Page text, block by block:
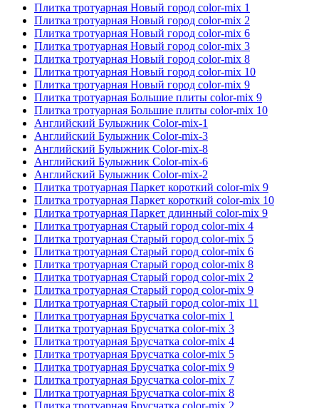
Плитка тротуарная Новый город color-mix 1
Плитка тротуарная Новый город color-mix 2
Плитка тротуарная Новый город color-mix 6
Плитка тротуарная Новый город color-mix 3
Плитка тротуарная Новый город color-mix 8
Плитка тротуарная Новый город color-mix 10
Плитка тротуарная Новый город color-mix 9
Плитка тротуарная Большие плиты color-mix 9
Плитка тротуарная Большие плиты color-mix 10
Английский Булыжник Color-mix-1
Английский Булыжник Color-mix-3
Английский Булыжник Color-mix-8
Английский Булыжник Color-mix-6
Английский Булыжник Color-mix-2
Плитка тротуарная Паркет короткий color-mix 9
Плитка тротуарная Паркет короткий color-mix 10
Плитка тротуарная Паркет длинный color-mix 9
Плитка тротуарная Старый город color-mix 4
Плитка тротуарная Старый город color-mix 5
Плитка тротуарная Старый город color-mix 6
Плитка тротуарная Старый город color-mix 8
Плитка тротуарная Старый город color-mix 2
Плитка тротуарная Старый город color-mix 9
Плитка тротуарная Старый город color-mix 11
Плитка тротуарная Брусчатка color-mix 1
Плитка тротуарная Брусчатка color-mix 3
Плитка тротуарная Брусчатка color-mix 4
Плитка тротуарная Брусчатка color-mix 5
Плитка тротуарная Брусчатка color-mix 9
Плитка тротуарная Брусчатка color-mix 7
Плитка тротуарная Брусчатка color-mix 8
Плитка тротуарная Брусчатка color-mix 2